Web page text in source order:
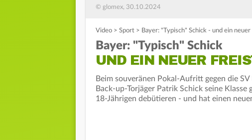
© glomex, 30.10.2024
Video > Sport > Bayer: "Typisch" Schick - und ein
Bayer: "Typisch" Schick
UND EIN NEUER
Beim souveränen Pokal-Aufritt gegen die
Back-up-Torjäger Patrik Schick seine Klasse
18-Jährigen debütieren - und hat einen